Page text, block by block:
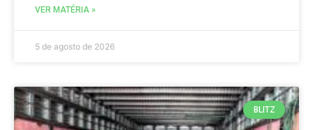
VER MATÉRIA »
5 de agosto de 2026
BLITZ